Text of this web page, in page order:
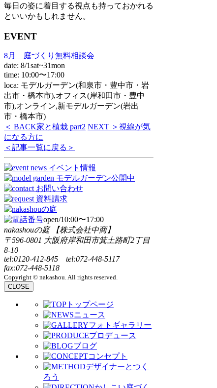
毎日の姿に着目する視点も持っておかれる
といいかもしれません。
EVENT
8月 庭づくり無料相談会
date: 8/1sat~31mon
time: 10:00〜17:00
loca: モデルガーデン(和泉市・豊中市・岩
出市・橋本市),オフィス(岸和田市・豊中
市),オンライン,新モデルガーデン(岩出
市・橋本市)
＜ BACK家と植栽 part2 NEXT ＞ 視線が気
になる方に
＜記事一覧に戻る＞
open/10:00〜17:00
nakashouの庭 【株式会社中商】
〒596-0801 大阪府岸和田市箕土路町2丁目
8-10
tel:0120-412-845 tel:072-448-5117
fax:072-448-5118
Copyright © nakashou. All rights reserved.
CLOSE
トップページ
ニュース
フォトギャラリー
プロデュース
ブログ
コンセプト
デザイナーとつく
ろう